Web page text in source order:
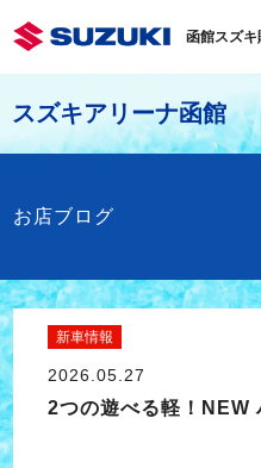
函館スズ
スズキアリーナ函館
お店ブログ
新車情報
2026.05.27
2つの遊べる軽！NEW